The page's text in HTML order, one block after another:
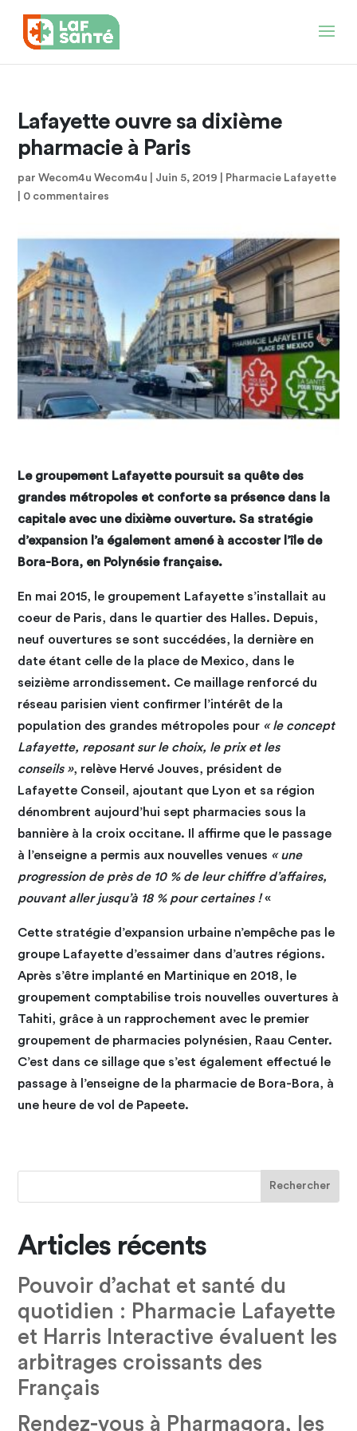
Lafayette ouvre sa dixième
pharmacie à Paris
parWecom4u Wecom4u Juin 5, 2019
Pharmacie Lafayette
0 commentaires
Le groupement Lafayette poursuit sa quête des
grandes métropoles et conforte sa présence dans la
capitale avec une dixième ouverture. Sa stratégie
d’expansion l’a également amené à accoster l’île de
Bora-Bora, en Polynésie française.
En mai 2015, le groupement Lafayette s’installait au
coeur de Paris, dans le quartier des Halles. Depuis,
neuf ouvertures se sont succédées, la dernière en
date étant celle de la place de Mexico, dans le
seizième arrondissement. Ce maillage renforcé du
réseau parisien vient confirmer l’intérêt de la
population des grandes métropoles pour « le concept
Lafayette, reposant sur le choix, le prix et les
conseils », relève Hervé Jouves, président de
Lafayette Conseil, ajoutant que Lyon et sa région
dénombrent aujourd’hui sept pharmacies sous la
bannière à la croix occitane. Il affirme que le passage
à l’enseigne a permis aux nouvelles venues « une
progression de près de 10 % de leur chiffre d’affaires,
pouvant aller jusqu’à 18 % pour certaines !«
Cette stratégie d’expansion urbaine n’empêche pas le
groupe Lafayette d’essaimer dans d’autres régions.
Après s’être implanté en Martinique en 2018, le
groupement comptabilise trois nouvelles ouvertures à
Tahiti, grâce à un rapprochement avec le premier
groupement de pharmacies polynésien, Raau Center.
C’est dans ce sillage que s’est également effectué le
passage à l’enseigne de la pharmacie de Bora-Bora, à
une heure de vol de Papeete.
Articles récents
Pouvoir d’achat et santé du
quotidien : Pharmacie Lafayette
et Harris Interactive évaluent les
arbitrages croissants des
Français
Rendez-vous à Pharmagora, les